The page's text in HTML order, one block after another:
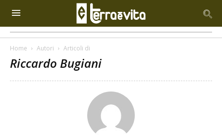
Home Autori Articoli di
Riccardo Bugiani